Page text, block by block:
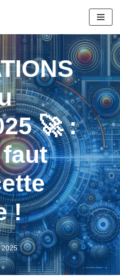
🚀 :
faut
!
2025